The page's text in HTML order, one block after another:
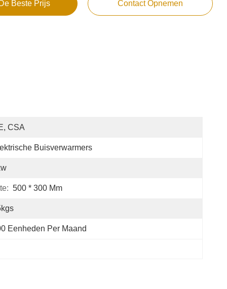
Beste Prijs Contact Opnemen
CSA
Buisverwarmers
500 * 300 Mm
Eenheden Per Maand